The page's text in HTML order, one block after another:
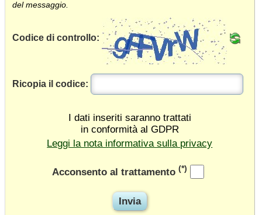
del messaggio.
Codice di controllo:
Ricopia il codice:
I dati inseriti saranno trattati
in conformità al GDPR
Leggi la nota informativa sulla privacy
Acconsento al trattamento (*)